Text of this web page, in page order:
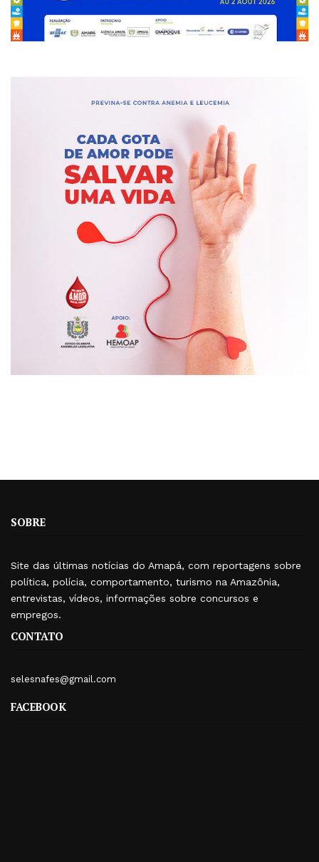
SOBRE
Site das últimas notícias do Amapá, com reportagens sobre
política, polícia, comportamento, turismo na Amazônia,
entrevistas, vídeos, informações sobre concursos e
empregos.
CONTATO
selesnafes@gmail.com
FACEBOOK